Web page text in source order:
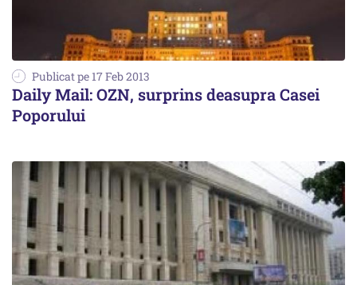
Publicat pe 17 Feb 2013
Daily Mail: OZN, surprins deasupra Casei
Poporului